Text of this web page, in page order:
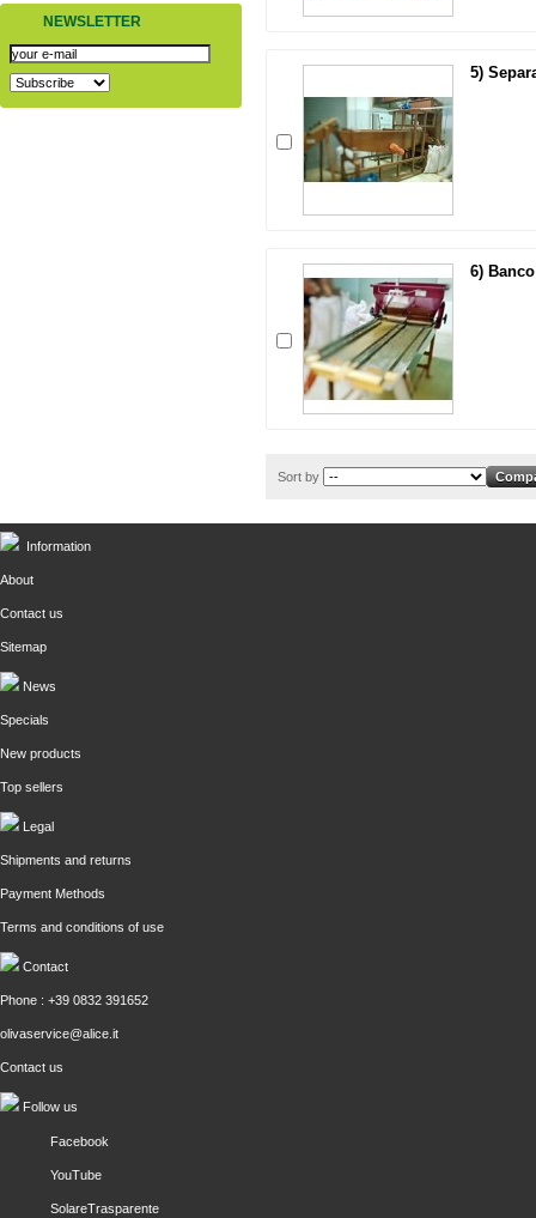
NEWSLETTER
5)
6)
Sort by
Information
About
Contact us
Sitemap
News
Specials
New products
Top sellers
Legal
Shipments and returns
Payment Methods
Terms and conditions of use
Contact
Phone : +39 0832 391652
olivaservice@alice.it
Contact us
Follow us
Facebook
YouTube
SolareTrasparente